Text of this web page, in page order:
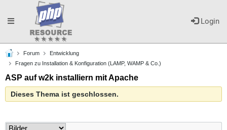
Login
Toggle
navigation
Forum
Entwicklung
Fragen zu Installation & Konfiguration (LAMP, WAMP & Co.)
ASP auf w2k installiern mit Apache
Dieses Thema ist geschlossen.